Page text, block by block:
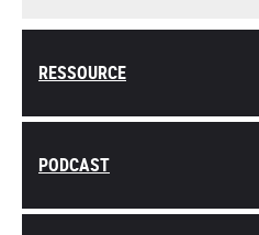
RESSOURCE
PODCAST